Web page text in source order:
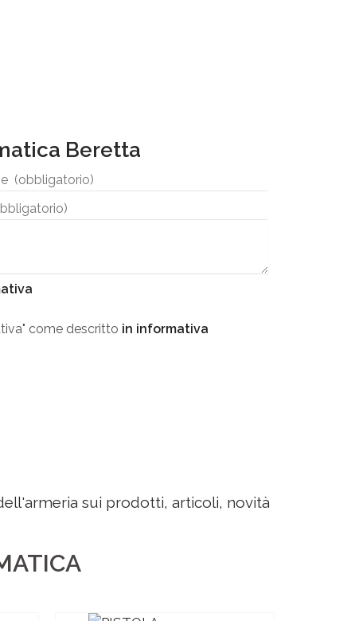
Beretta
come descritto in informativa
sui prodotti, articoli, novità